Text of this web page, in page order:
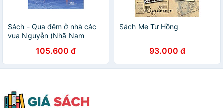
Sách - Qua đêm ở nhà các
vua Nguyễn (Nhã Nam
105.600 đ
Sách Me Tư Hồng
93.000 đ